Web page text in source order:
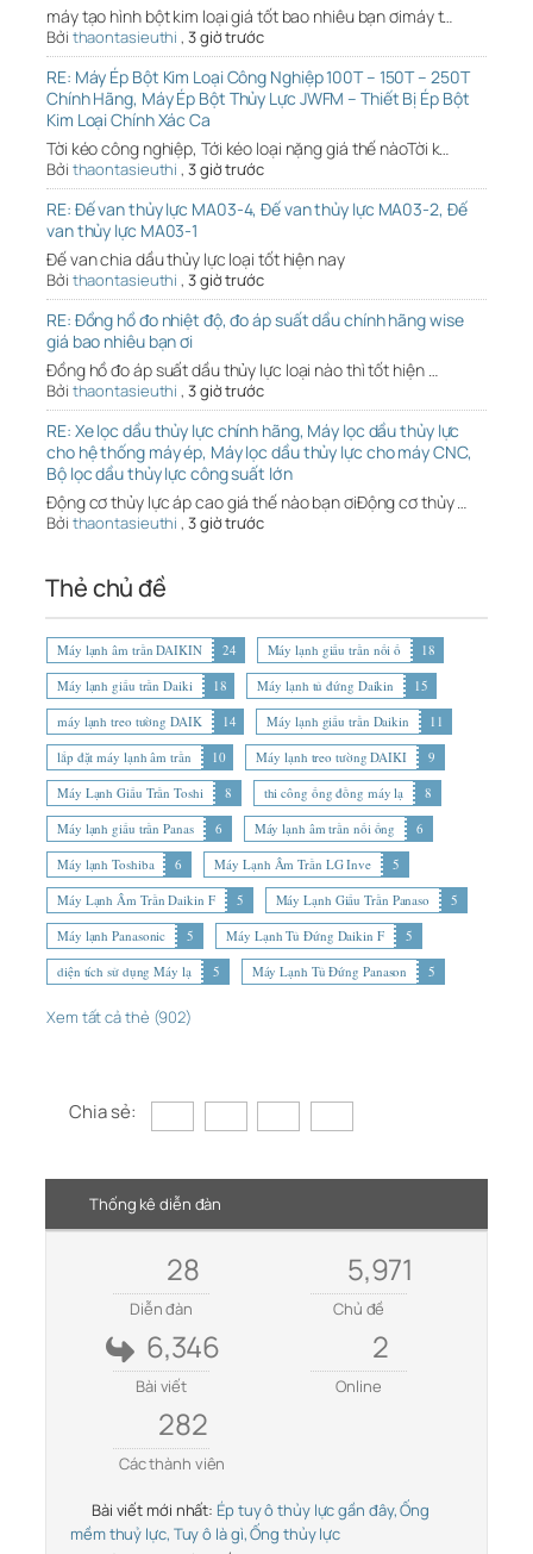
máy tạo hình bột kim loại giá tốt bao nhiêu bạn ơimáy t…
Bởi thaontasieuthi , 3 giờ trước
RE: Máy Ép Bột Kim Loại Công Nghiệp 100T – 150T – 250T
Chính Hãng, Máy Ép Bột Thủy Lực JWFM – Thiết Bị Ép Bột
Kim Loại Chính Xác Ca
Tời kéo công nghiệp, Tới kéo loại nặng giá thế nàoTời k…
Bởi thaontasieuthi , 3 giờ trước
RE: Đế van thủy lực MA03-4, Đế van thủy lực MA03-2, Đế
van thủy lực MA03-1
Đế van chia dầu thủy lực loại tốt hiện nay
Bởi thaontasieuthi , 3 giờ trước
RE: Đồng hồ đo nhiệt độ, đo áp suất dầu chính hãng wise
giá bao nhiêu bạn ơi
Đồng hồ đo áp suất dầu thủy lực loại nào thì tốt hiện …
Bởi thaontasieuthi , 3 giờ trước
RE: Xe lọc dầu thủy lực chính hãng, Máy lọc dầu thủy lực
cho hệ thống máy ép, Máy lọc dầu thủy lực cho máy CNC,
Bộ lọc dầu thủy lực công suất lớn
Động cơ thủy lực áp cao giá thế nào bạn ơiĐộng cơ thủy …
Bởi thaontasieuthi , 3 giờ trước
Thẻ chủ đề
Máy lạnh âm trần DAIKIN 24 Máy lạnh giấu trần nối ố
18
Máy lạnh giấu trần Daiki
18 Máy lạnh tủ đứng Daikin
15
máy lạnh treo tường DAIK
14 Máy lạnh giấu trần Daikin
11
lắp đặt máy lạnh âm trần
10 Máy lạnh treo tường DAIKI
9
Máy Lạnh Giấu Trần Toshi
8 thi công ống đồng máy lạ
8
Máy lạnh giấu trần Panas
6 Máy lạnh âm trần nối ống
6
Máy lạnh Toshiba
6 Máy Lạnh Âm Trần LG Inve
5
Máy Lạnh Âm Trần Daikin F
5 Máy Lạnh Giấu Trần Panaso
5
Máy lạnh Panasonic
5 Máy Lạnh Tủ Đứng Daikin F
5
diện tích sử dụng Máy lạ
5 Máy Lạnh Tủ Đứng Panason 5
Xem tất cả thẻ (902)
Chia sẻ:
Thống kê diễn đàn
28
Diễn đàn
5,971
Chủ đề
6,346
Bài viết
2
Online
282
Các thành viên
Bài viết mới nhất: Ép tuy ô thủy lực gần đây, Ống
mềm thuỷ lực, Tuy ô là gì, Ống thủy lực